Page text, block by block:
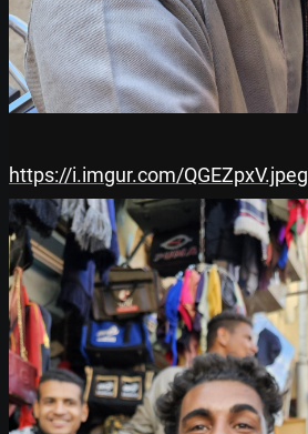
https://i.imgur.com/QGEZpxV.jpeg